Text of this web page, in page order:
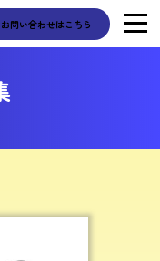
お問い合わせはこちら